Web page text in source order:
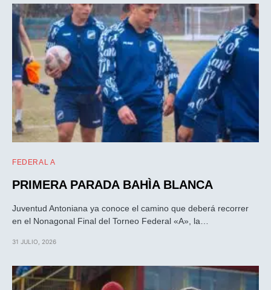
FEDERAL A
PRIMERA PARADA BAHÌA BLANCA
Juventud Antoniana ya conoce el camino que deberá recorrer
en el Nonagonal Final del Torneo Federal «A», la…
31 JULIO, 2026